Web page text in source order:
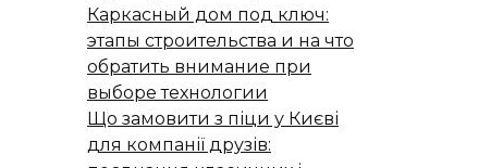
Каркасный дом под ключ:
этапы строительства и на что
обратить внимание при
выборе технологии
Що замовити з піци у Києві
для компанії друзів: